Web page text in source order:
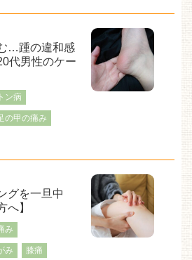
…踵の違和感
代男性のケー
ン病
の甲の痛み
グを一旦中
】
み
み 膝痛